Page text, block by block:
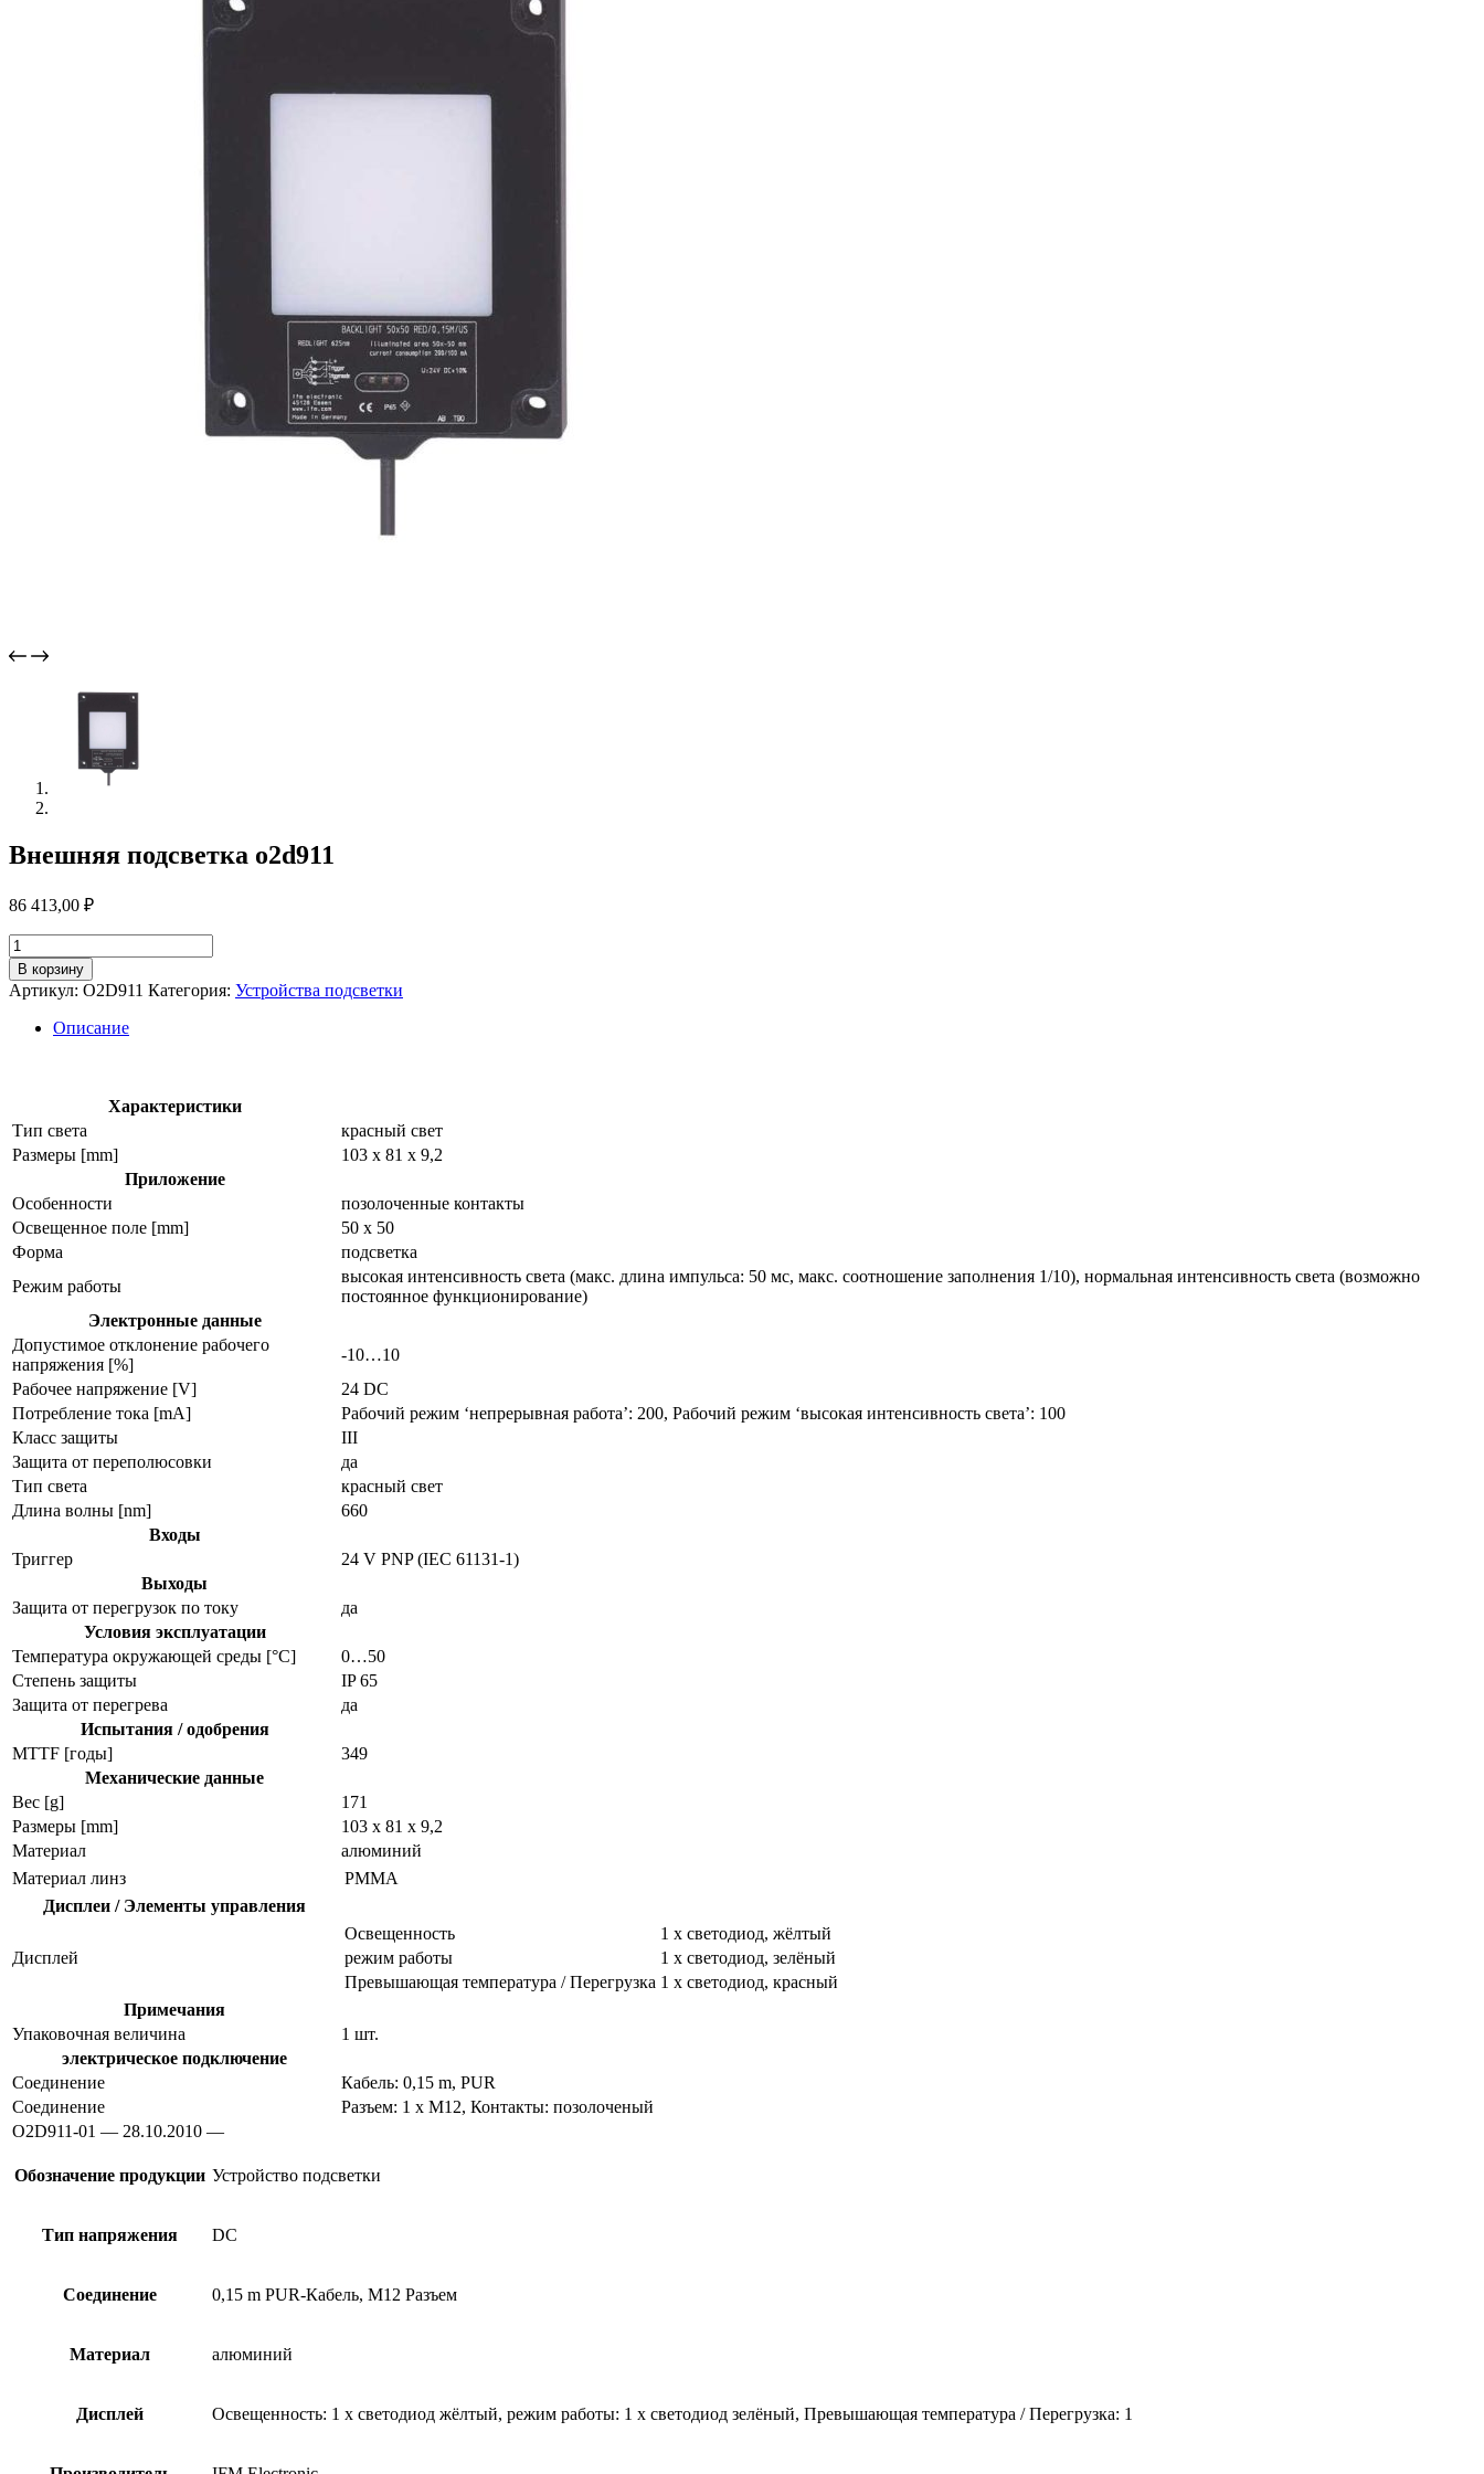
Внешняя подсветка o2d911
86 413,00 ₽
Количество
товара
Внешняя
подсветка
o2d911
В корзину
Артикул: O2D911 Категория: Устройства подсветки
Описание
Характеристики
Тип света
красный свет
Размеры [mm]
103 x 81 x 9,2
Приложение
Особенности
позолоченные контакты
Освещенное поле [mm]
50 x 50
Форма
подсветка
Режим работы
высокая интенсивность света (макс. длина импульса: 50 мс, макс. соотношение заполнения 1/10), нормальная интенсивность света (возможно
постоянное функционирование)
Электронные данные
Допустимое отклонение рабочего
напряжения [%]
-10…10
Рабочее напряжение [V]
24 DC
Потребление тока [mA]
Рабочий режим ‘непрерывная работа’: 200, Рабочий режим ‘высокая интенсивность света’: 100
Класс защиты
III
Защита от переполюсовки
да
Тип света
красный свет
Длина волны [nm]
660
Входы
Триггер
24 V PNP (IEC 61131-1)
Выходы
Защита от перегрузок по току
да
Условия эксплуатации
Температура окружающей среды [°C]
0…50
Степень защиты
IP 65
Защита от перегрева
да
Испытания / одобрения
MTTF [годы]
349
Механические данные
Вес [g]
171
Размеры [mm]
103 x 81 x 9,2
Материал
алюминий
Материал линз
PMMA
Дисплеи / Элементы управления
Дисплей
Освещенность
1 x светодиод, жёлтый
режим работы
1 x светодиод, зелёный
Превышающая температура / Перегрузка 1 x светодиод, красный
Примечания
Упаковочная величина
1 шт.
электрическое подключение
Соединение
Кабель: 0,15 m, PUR
Соединение
Разъем: 1 x M12, Контакты: позолоченый
O2D911-01 — 28.10.2010 —
Обозначение продукции Устройство подсветки
Тип напряжения DC
Соединение 0,15 m PUR-Кабель, M12 Разъем
Материал алюминий
Дисплей Освещенность: 1 x светодиод жёлтый, режим работы: 1 x светодиод зелёный, Превышающая температура / Перегрузка: 1